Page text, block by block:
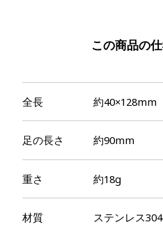
この商品の
全長 約40×128mm
足の長さ 約90mm
重さ 約18g
材質 ステンレス304